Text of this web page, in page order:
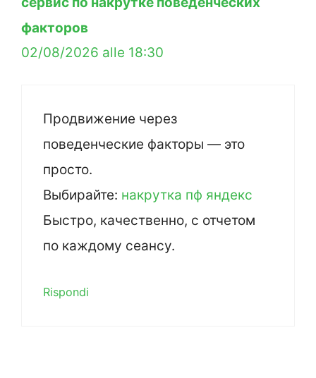
факторов
02/08/2026 alle 18:30
Продвижение через
поведенческие факторы — это
просто.
Выбирайте: накрутка пф яндекс
Быстро, качественно, с отчетом
по каждому сеансу.
Rispondi